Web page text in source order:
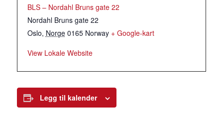
BLS – Nordahl Bruns gate 22
Nordahl Bruns gate 22
Oslo, Norge 0165 Norway + Google-kart
View Lokale Website
Legg til kalender